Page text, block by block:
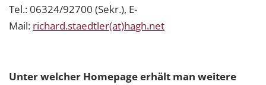
Tel.: 06324/92700 (Sekr.), E-
Mail: richard.staedtler(at)hagh.net
Unter welcher Homepage erhält man weitere